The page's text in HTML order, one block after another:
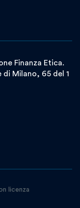
Finanza Etica.
Milano, 65 del 1
licenza